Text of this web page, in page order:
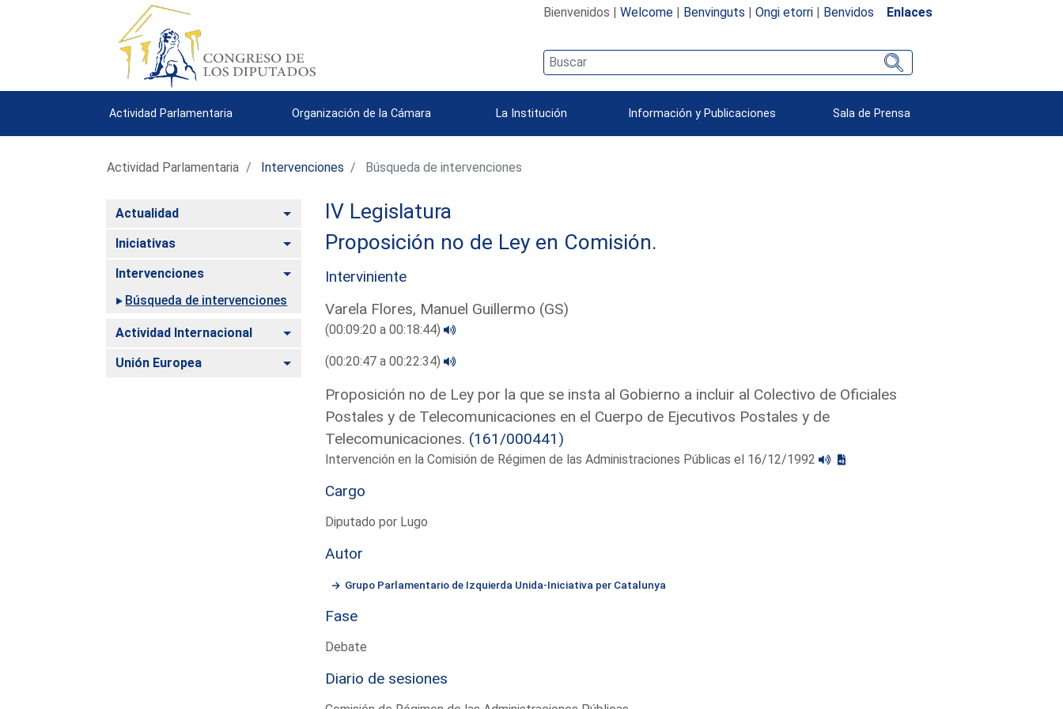
Bienvenidos | Welcome| Benvinguts | Ongi etorri| Benvidos Enlaces
Actividad Parlamentaria Organización de la Cámara La Institución Información y Publicaciones Sala de Prensa
Actividad Parlamentaria Intervenciones Búsqueda de intervenciones
Actualidad Alternar
Iniciativas Alternar
Intervenciones
Alternar
Búsqueda de intervenciones
Actividad Internacional Alternar
Unión Europea Alternar
IV Legislatura
Proposición no de Ley en Comisión.
Interviniente
Varela Flores, Manuel Guillermo (GS)
(00:09:20 a 00:18:44)
(00:20:47 a 00:22:34)
Proposición no de Ley por la que se insta al Gobierno a incluir al Colectivo de Oficiales
Postales y de Telecomunicaciones en el Cuerpo de Ejecutivos Postales y de
Telecomunicaciones. (161/000441)
Intervención en la Comisión de Régimen de las Administraciones Públicas el 16/12/1992
Cargo
Diputado por Lugo
Autor
Grupo Parlamentario de Izquierda Unida-Iniciativa per Catalunya
Fase
Debate
Diario de sesiones